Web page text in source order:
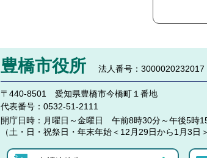
豊橋市役所 法人番号：3000020232017
〒440-8501 愛知県豊橋市今橋町１番地
代表番号： 0532-51-2111
開庁日時： 月曜日～金曜日 午前8時30分～午後5時
（土・日・祝祭日・年末年始＜12月29日から1月3日